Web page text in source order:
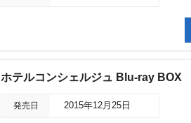
ホテルコンシェルジュ Blu-ray BOX
発売日 2015年12月25日